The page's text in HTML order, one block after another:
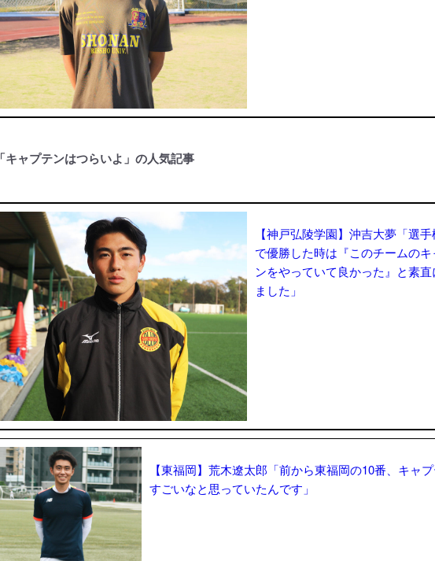
「キャプテンはつらいよ」の人気記事
【神戸弘陵学園】沖吉大夢「選
で優勝した時は『このチームのキ
ンをやっていて良かった』と素直
ました」
【東福岡】荒木遼太郎「前から東福岡の10番、キャ
すごいなと思っていたんです」